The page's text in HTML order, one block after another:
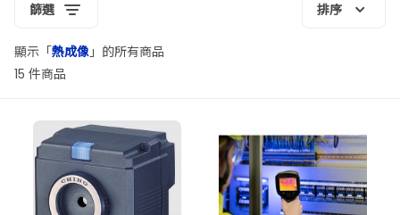
篩選 排序
顯示「熱成像」的所有商品
15 件商品